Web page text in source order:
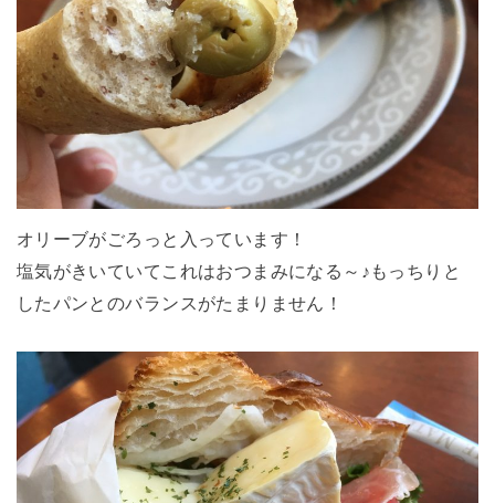
オリーブがごろっと入っています！
塩気がきいていてこれはおつまみになる～♪もっちりと
したパンとのバランスがたまりません！